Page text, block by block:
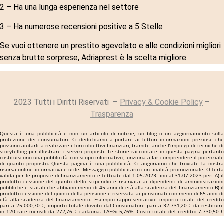
2 – Ha una lunga esperienza nel settore
3 – Ha numerose recensioni positive a 5 Stelle
Se vuoi ottenere un prestito agevolato e alle condizioni migliori
senza brutte sorprese, Adriaprest è la scelta migliore.
2023 Tutti i Diritti Riservati – Privacy & Cookie Policy –
Trasparenza
Questa è una pubblicità e non un articolo di notizie, un blog o un aggiornamento sulla
protezione dei consumatori. Ci dedichiamo a portare ai lettori informazioni preziose che
possono aiutarli a realizzare i loro obiettivi finanziari, tramite anche l’impiego di tecniche di
storytelling per illustrare i servizi proposti. Le storie raccontate in questa pagina pertanto
costituiscono una pubblicità con scopo informativo, funziona a far comprendere il potenziale
di quanto proposto. Questa pagina è una pubblicità. Ci auguriamo che troviate la nostra
risorsa online informativa e utile. Messaggio pubblicitario con finalità promozionale. Offerta
valida per le proposte di finanziamento effettuate dal 1.05.2023 fino al 31.07.2023 per: A) il
prodotto cessione del quinto dello stipendio e riservata ai dipendenti di amministrazioni
pubbliche e statali che abbiano meno di 45 anni di età alla scadenza del finanziamento B) il
prodotto cessione del quinto della pensione e riservata ai pensionati con meno di 65 anni di
età alla scadenza del finanziamento. Esempio rappresentativo: importo totale del credito
pari a 25.000,70 €; importo totale dovuto dal Consumatore pari a 32.731,20 € da restituire
in 120 rate mensili da 272,76 € cadauna. TAEG: 5,76%. Costo totale del credito: 7.730,50 €